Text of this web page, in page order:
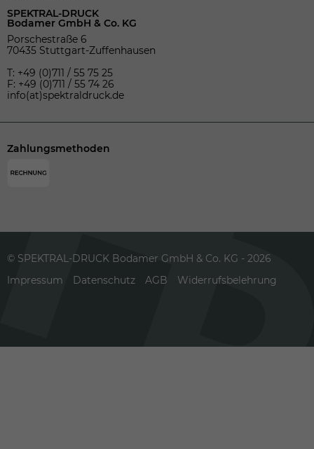
SPEKTRAL-DRUCK
Bodamer GmbH & Co. KG
Porschestraße 6
70435 Stuttgart-Zuffenhausen
T: +49 (0)711 / 55 75 25
F: +49 (0)711 / 55 74 26
info(at)spektraldruck.de
Zahlungsmethoden
© SPEKTRAL-DRUCK Bodamer GmbH & Co. KG - 2026
Impressum
Datenschutz AGB Widerrufsbelehrung